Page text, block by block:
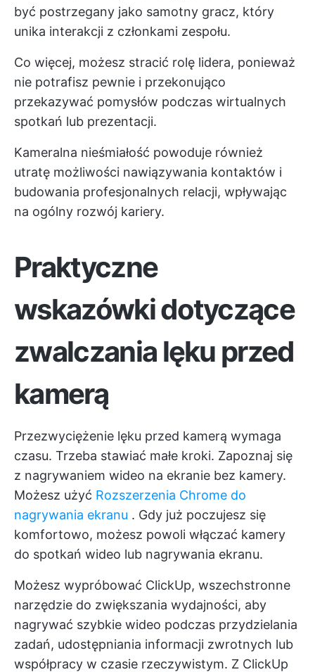
być postrzegany jako samotny gracz, który
unika interakcji z członkami zespołu.
Co więcej, możesz stracić rolę lidera, ponieważ
nie potrafisz pewnie i przekonująco
przekazywać pomysłów podczas wirtualnych
spotkań lub prezentacji.
Kameralna nieśmiałość powoduje również
utratę możliwości nawiązywania kontaktów i
budowania profesjonalnych relacji, wpływając
na ogólny rozwój kariery.
Praktyczne
wskazówki dotyczące
zwalczania lęku przed
kamerą
Przezwyciężenie lęku przed kamerą wymaga
czasu. Trzeba stawiać małe kroki. Zapoznaj się
z nagrywaniem wideo na ekranie bez kamery.
Możesz użyć Rozszerzenia Chrome do
nagrywania ekranu . Gdy już poczujesz się
komfortowo, możesz powoli włączać kamery
do spotkań wideo lub nagrywania ekranu.
Możesz wypróbować ClickUp, wszechstronne
narzędzie do zwiększania wydajności, aby
nagrywać szybkie wideo podczas przydzielania
zadań, udostępniania informacji zwrotnych lub
współpracy w czasie rzeczywistym. Z ClickUp